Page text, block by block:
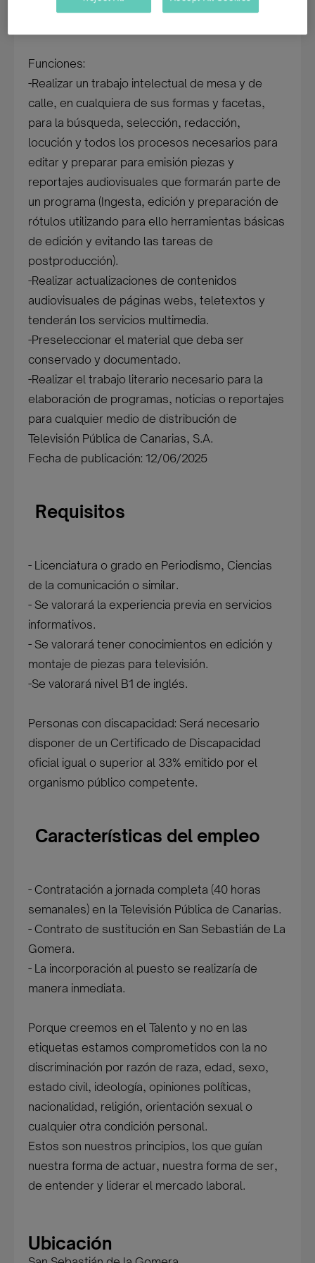
proceso de selección para la Televisión Pública
Funciones:
-Realizar un trabajo intelectual de mesa y de
calle, en cualquiera de sus formas y facetas,
para la búsqueda, selección, redacción,
locución y todos los procesos necesarios para
editar y preparar para emisión piezas y
reportajes audiovisuales que formarán parte de
un programa (Ingesta, edición y preparación de
rótulos utilizando para ello herramientas básicas
de edición y evitando las tareas de
postproducción).
-Realizar actualizaciones de contenidos
audiovisuales de páginas webs, teletextos y
tenderán los servicios multimedia.
-Preseleccionar el material que deba ser
conservado y documentado.
-Realizar el trabajo literario necesario para la
elaboración de programas, noticias o reportajes
para cualquier medio de distribución de
Televisión Pública de Canarias, S.A.
Fecha de publicación: 12/06/2025
Requisitos
- Licenciatura o grado en Periodismo, Ciencias
de la comunicación o similar.
- Se valorará la experiencia previa en servicios
informativos.
- Se valorará tener conocimientos en edición y
montaje de piezas para televisión.
-Se valorará nivel B1 de inglés.
Personas con discapacidad: Será necesario
disponer de un Certificado de Discapacidad
oficial igual o superior al 33% emitido por el
organismo público competente.
Características del empleo
- Contratación a jornada completa (40 horas
semanales) en la Televisión Pública de Canarias.
- Contrato de sustitución en San Sebastián de La
Gomera.
- La incorporación al puesto se realizaría de
manera inmediata.
Porque creemos en el Talento y no en las
etiquetas estamos comprometidos con la no
discriminación por razón de raza, edad, sexo,
estado civil, ideología, opiniones políticas,
nacionalidad, religión, orientación sexual o
cualquier otra condición personal.
Estos son nuestros principios, los que guían
nuestra forma de actuar, nuestra forma de ser,
de entender y liderar el mercado laboral.
Ubicación